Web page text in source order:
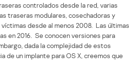
controlados desde la red, varias
traseras modulares, cosechadoras y
desde al menos 2008. Las últimas
en 2016. Se conocen versiones para
dada la complejidad de estos
de un implante para OS X, creemos que